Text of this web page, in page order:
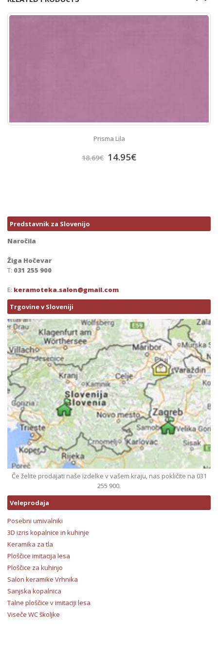
Prisma Lila
18.69€ 14.95€
Predstavnik za Slovenijo
Naročila
Žiga Hočevar
T: 031 255 900
E: keramoteka.salon@gmail.com
Trgovine v Sloveniji
Če želite prodajati naše izdelke v vašem kraju, nas pokličite na 031
255 900.
Veleprodaja
Posebni umivalniki
3D izris kopalnice in kuhinje
Keramika za tla
Ploščice imitacija lesa
Ploščice za kuhinjo
Salon keramike Vrhnika
Sanjska kopalnica
Talne ploščice v imitaciji lesa
Viseče WC školjke